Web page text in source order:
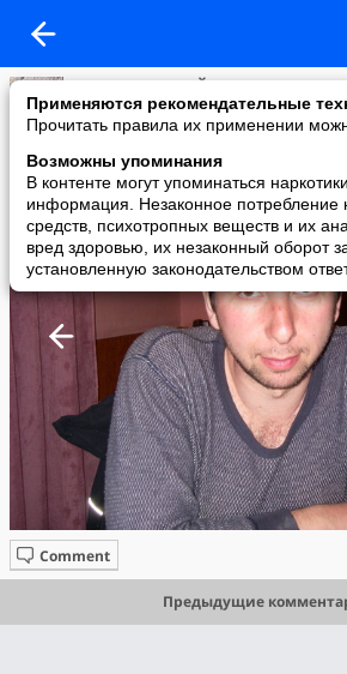
Применяются рекомендательные
Прочитать правила их применении
Возможны упоминания
В контенте могут упоминаться
информация. Незаконное потребление
средств, психотропных веществ и их
вред здоровью, их незаконный оборот
установленную законодательством
АНИКИН АЛЕКСЕЙ
added a photo
27 Apr в 18:02
Comment
Предыдущие